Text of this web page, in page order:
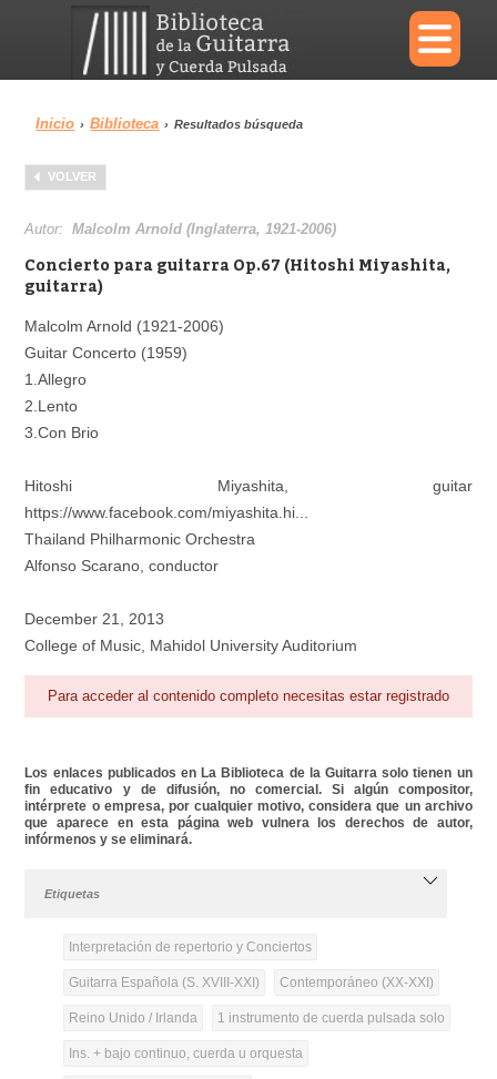
×
Menu
Biblioteca Diccionario
Área personal
Inicio › Biblioteca › Resultados búsqueda
VOLVER
Autor:Malcolm Arnold (Inglaterra, 1921-2006)
Concierto para guitarra Op.67 (Hitoshi Miyashita,
guitarra)
Malcolm Arnold (1921-2006)
Guitar Concerto (1959)
1.Allegro
2.Lento
3.Con Brio
Hitoshi Miyashita, guitar
https://www.facebook.com/miyashita.hi...
Thailand Philharmonic Orchestra
Alfonso Scarano, conductor
December 21, 2013
College of Music, Mahidol University Auditorium
Para acceder al contenido completo necesitas estar registrado
Los enlaces publicados en La Biblioteca de la Guitarra solo tienen un
fin educativo y de difusión, no comercial. Si algún compositor,
intérprete o empresa, por cualquier motivo, considera que un archivo
que aparece en esta página web vulnera los derechos de autor,
infórmenos y se eliminará.
Etiquetas
Interpretación de repertorio y Conciertos
Guitarra Española (S. XVIII-XXI) Contemporáneo (XX-XXI)
Reino Unido / Irlanda 1 instrumento de cuerda pulsada solo
Ins. + bajo continuo, cuerda u orquesta